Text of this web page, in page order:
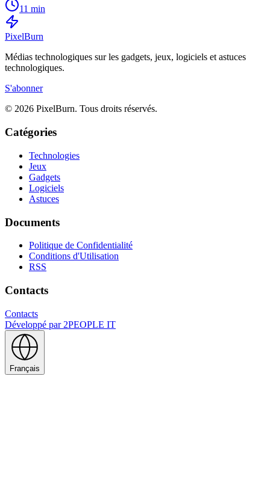
11 min
PixelBurn
Médias technologiques sur les gadgets, jeux, logiciels et astuces
technologiques.
S'abonner
© 2026 PixelBurn. Tous droits réservés.
Catégories
Technologies
Jeux
Gadgets
Logiciels
Astuces
Documents
Politique de Confidentialité
Conditions d'Utilisation
RSS
Contacts
Contacts
Développé par2PEOPLE IT
Français